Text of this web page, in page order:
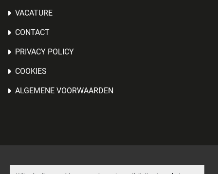
VACATURE
CONTACT
PRIVACY POLICY
COOKIES
ALGEMENE VOORWAARDEN